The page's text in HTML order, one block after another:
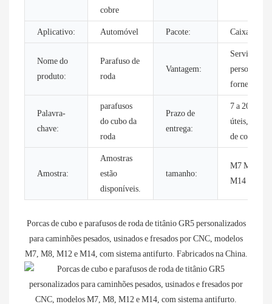
cobre
Aplicativo: Automóvel Pacote: Caixa
Nome do
produto:
Parafuso de
roda
Vantagem:
Serviço
fornecido
Palavra-
chave:
parafusos
do cubo da
roda
Prazo de
entrega:
7 a 20 dias
úteis, como
de costume.
Amostra:
Amostras
estão
disponíveis.
tamanho:
M7 M8 M12
M14
Porcas de cubo e parafusos de roda de titânio GR5 personalizados
para caminhões pesados, usinados e fresados ​​por CNC, modelos
M7, M8, M12 e M14, com sistema antifurto. Fabricados na China.